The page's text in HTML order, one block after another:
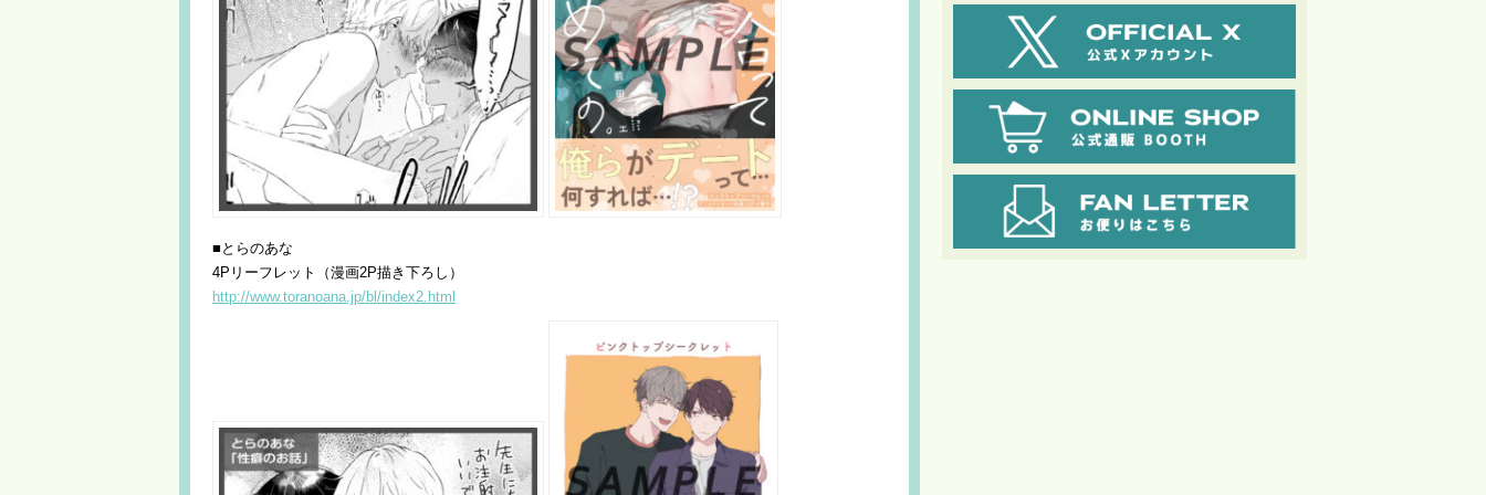
■とらのあな
4Pリーフレット（漫画2P描き下ろし）
http://www.toranoana.jp/bl/index2.html